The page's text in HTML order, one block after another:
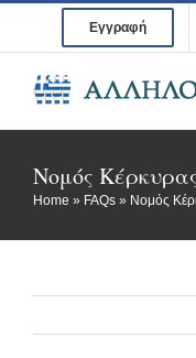
content
Εγγραφή
Νομός
Home » FAQs » Νομός